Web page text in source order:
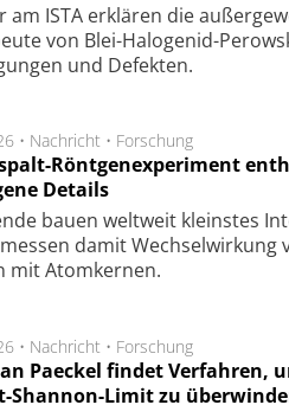
am ISTA er­klä­ren die
von Blei-Halo­ge­nid-
und De­fek­ten.
• Nachricht • Forschung
Röntgenexperiment
Details
bau­en welt­weit kleins­tes
da­mit Wech­sel­wir­kung
mit Atom­ker­nen.
• Nachricht • Forschung
Paeckel findet Verfahren,
Shannon-Limit zu